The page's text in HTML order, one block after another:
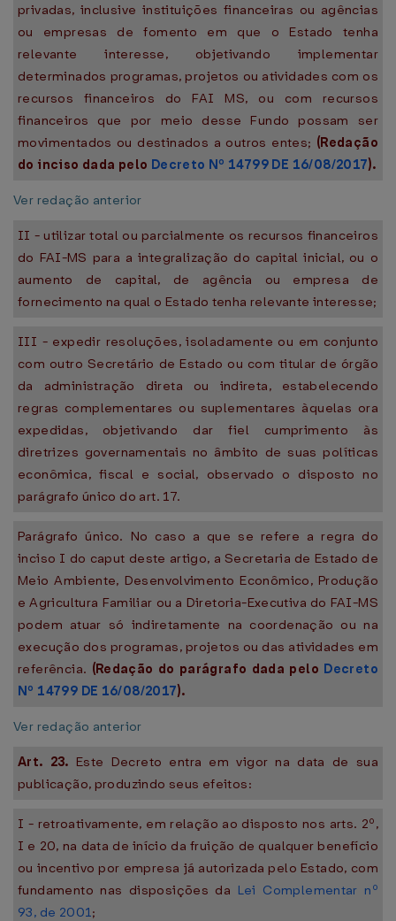
privadas, inclusive instituições financeiras ou agências
ou empresas de fomento em que o Estado tenha
relevante interesse, objetivando implementar
determinados programas, projetos ou atividades com os
recursos financeiros do FAI MS, ou com recursos
financeiros que por meio desse Fundo possam ser
movimentados ou destinados a outros entes; (Redação
do inciso dada pelo Decreto Nº 14799 DE 16/08/2017).
Ver redação anterior
II - utilizar total ou parcialmente os recursos financeiros
do FAI-MS para a integralização do capital inicial, ou o
aumento de capital, de agência ou empresa de
fornecimento na qual o Estado tenha relevante interesse;
III - expedir resoluções, isoladamente ou em conjunto
com outro Secretário de Estado ou com titular de órgão
da administração direta ou indireta, estabelecendo
regras complementares ou suplementares àquelas ora
expedidas, objetivando dar fiel cumprimento às
diretrizes governamentais no âmbito de suas políticas
econômica, fiscal e social, observado o disposto no
parágrafo único do art. 17.
Parágrafo único. No caso a que se refere a regra do
inciso I do caput deste artigo, a Secretaria de Estado de
Meio Ambiente, Desenvolvimento Econômico, Produção
e Agricultura Familiar ou a Diretoria-Executiva do FAI-MS
podem atuar só indiretamente na coordenação ou na
execução dos programas, projetos ou das atividades em
referência. (Redação do parágrafo dada pelo Decreto
Nº 14799 DE 16/08/2017).
Ver redação anterior
Art. 23. Este Decreto entra em vigor na data de sua
publicação, produzindo seus efeitos:
I - retroativamente, em relação ao disposto nos arts. 2º,
I e 20, na data de início da fruição de qualquer benefício
ou incentivo por empresa já autorizada pelo Estado, com
fundamento nas disposições da Lei Complementar nº
93, de 2001;